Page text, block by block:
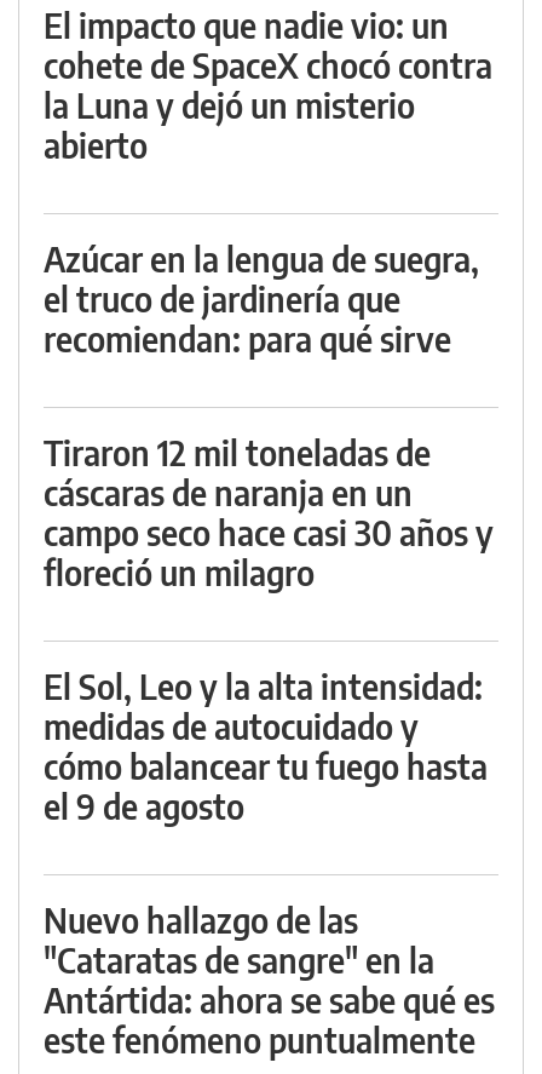
El impacto que nadie vio: un
cohete de SpaceX chocó contra
la Luna y dejó un misterio
abierto
Azúcar en la lengua de suegra,
el truco de jardinería que
recomiendan: para qué sirve
Tiraron 12 mil toneladas de
cáscaras de naranja en un
campo seco hace casi 30 años y
floreció un milagro
El Sol, Leo y la alta intensidad:
medidas de autocuidado y
cómo balancear tu fuego hasta
el 9 de agosto
Nuevo hallazgo de las
"Cataratas de sangre" en la
Antártida: ahora se sabe qué es
este fenómeno puntualmente